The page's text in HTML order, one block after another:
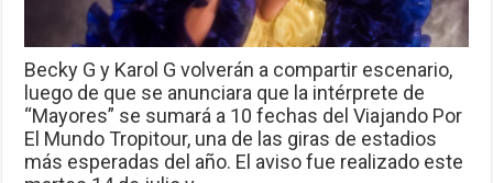
Becky G y Karol G volverán a compartir escenario,
luego de que se anunciara que la intérprete de
“Mayores” se sumará a 10 fechas del Viajando Por
El Mundo Tropitour, una de las giras de estadios
más esperadas del año. El aviso fue realizado este